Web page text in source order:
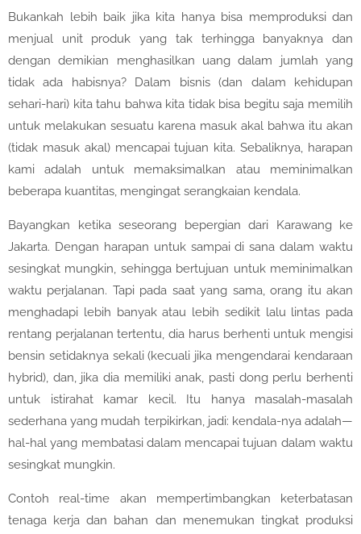
Bukankah lebih baik jika kita hanya bisa memproduksi dan
menjual unit produk yang tak terhingga banyaknya dan
dengan demikian menghasilkan uang dalam jumlah yang
tidak ada habisnya? Dalam bisnis (dan dalam kehidupan
sehari-hari) kita tahu bahwa kita tidak bisa begitu saja memilih
untuk melakukan sesuatu karena masuk akal bahwa itu akan
(tidak masuk akal) mencapai tujuan kita. Sebaliknya, harapan
kami adalah untuk memaksimalkan atau meminimalkan
beberapa kuantitas, mengingat serangkaian kendala.
Bayangkan ketika seseorang bepergian dari Karawang ke
Jakarta. Dengan harapan untuk sampai di sana dalam waktu
sesingkat mungkin, sehingga bertujuan untuk meminimalkan
waktu perjalanan. Tapi pada saat yang sama, orang itu akan
menghadapi lebih banyak atau lebih sedikit lalu lintas pada
rentang perjalanan tertentu, dia harus berhenti untuk mengisi
bensin setidaknya sekali (kecuali jika mengendarai kendaraan
hybrid), dan, jika dia memiliki anak, pasti dong perlu berhenti
untuk istirahat kamar kecil. Itu hanya masalah-masalah
sederhana yang mudah terpikirkan, jadi: kendala-nya adalah—
hal-hal yang membatasi dalam mencapai tujuan dalam waktu
sesingkat mungkin.
Contoh real-time akan mempertimbangkan keterbatasan
tenaga kerja dan bahan dan menemukan tingkat produksi